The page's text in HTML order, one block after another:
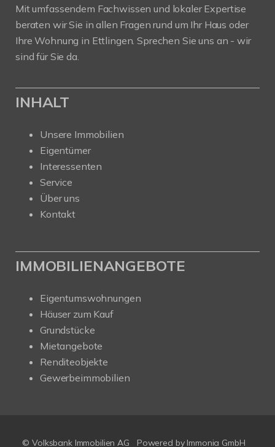
Mit umfassendem Fachwissen und lokaler Expertise
beraten wir Sie in allen Fragen rund um Ihr Haus oder
Ihre Wohnung in Ettlingen. Sprechen Sie uns an - wir
sind für Sie da.
INHALT
Unsere Immobilien
Eigentümer
Interessenten
Service
Über uns
Kontakt
IMMOBILIENANGEBOTE
Eigentumswohnungen
Häuser zum Kauf
Grundstücke
Mietangebote
Renditeobjekte
Gewerbeimmobilien
© Volksbank Immobilien AG Powered by Immonia GmbH